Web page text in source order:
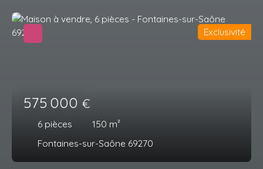
575 000 €
6 pièces 150 m²
Fontaines-sur-Saône 69270
Exclusivité